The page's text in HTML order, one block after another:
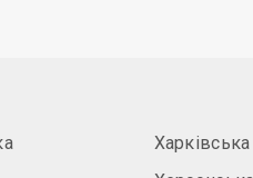
Харківська